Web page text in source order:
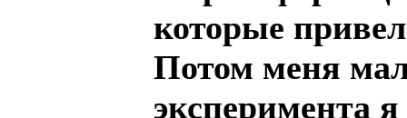
которые
Потом меня
эксперимента